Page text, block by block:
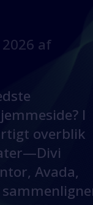
af
I
overblik
Avada,